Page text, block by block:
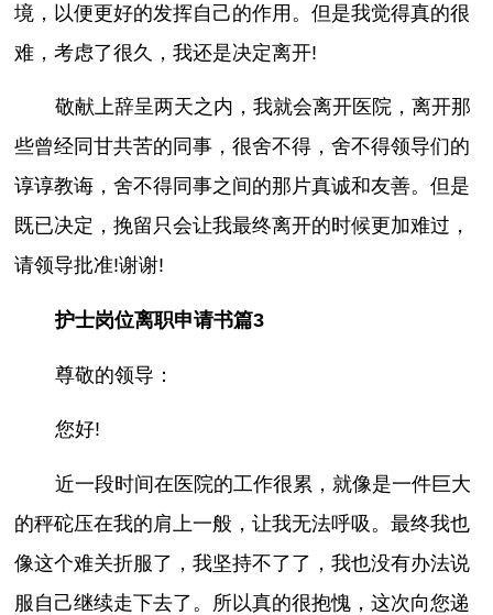
境，以便更好的发挥自己的作用。但是我觉得真的很
难，考虑了很久，我还是决定离开!
敬献上辞呈两天之内，我就会离开医院，离开那
些曾经同甘共苦的同事，很舍不得，舍不得领导们的
谆谆教诲，舍不得同事之间的那片真诚和友善。但是
既已决定，挽留只会让我最终离开的时候更加难过，
请领导批准!谢谢!
护士岗位离职申请书篇3
尊敬的领导：
您好!
近一段时间在医院的工作很累，就像是一件巨大
的秤砣压在我的肩上一般，让我无法呼吸。最终我也
像这个难关折服了，我坚持不了了，我也没有办法说
服自己继续走下去了。所以真的很抱愧，这次向您递